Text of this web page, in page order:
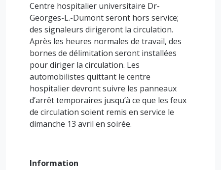
Centre hospitalier universitaire Dr-
Georges-L.-Dumont seront hors service;
des signaleurs dirigeront la circulation.
Après les heures normales de travail, des
bornes de délimitation seront installées
pour diriger la circulation. Les
automobilistes quittant le centre
hospitalier devront suivre les panneaux
d’arrêt temporaires jusqu’à ce que les feux
de circulation soient remis en service le
dimanche 13 avril en soirée.
Information